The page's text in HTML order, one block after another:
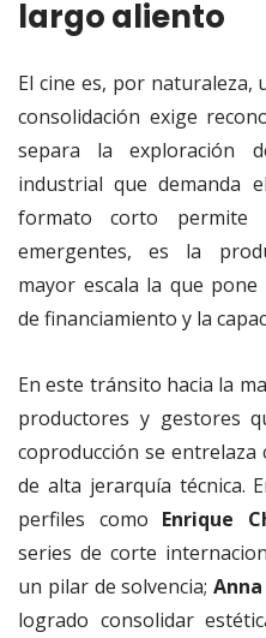
largo aliento
El cine es, por naturaleza,
consolidación exige
separa la exploración
industrial que demanda
formato corto permite
emergentes, es la
mayor escala la que
de financiamiento y la
En este tránsito hacia la
productores y gestores
coproducción se entrelaza
de alta jerarquía técnica.
perfiles como Enrique
series de corte
un pilar de solvencia;
logrado consolidar